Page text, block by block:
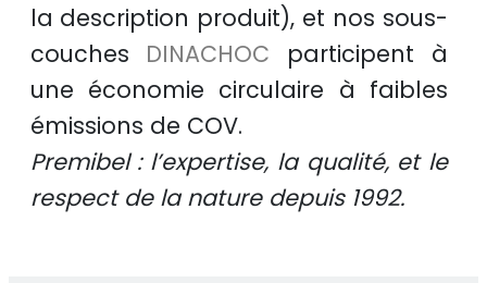
la description produit), et nos sous-
couches DINACHOC participent à
une économie circulaire à faibles
émissions de COV.
Premibel : l’expertise, la qualité, et le
respect de la nature depuis 1992.